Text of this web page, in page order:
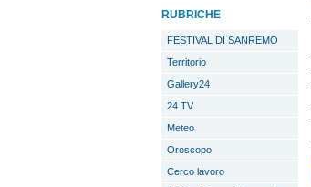
RUBRICHE
FESTIVAL DI SANREMO
Territorio
Gallery24
24 TV
Meteo
Oroscopo
Cerco lavoro